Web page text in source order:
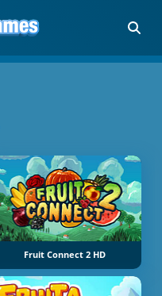
Fruit Connect 2 HD